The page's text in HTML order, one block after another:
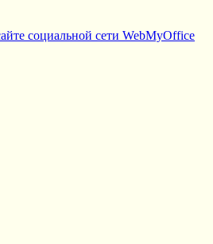
социальной сети WebMyOffice